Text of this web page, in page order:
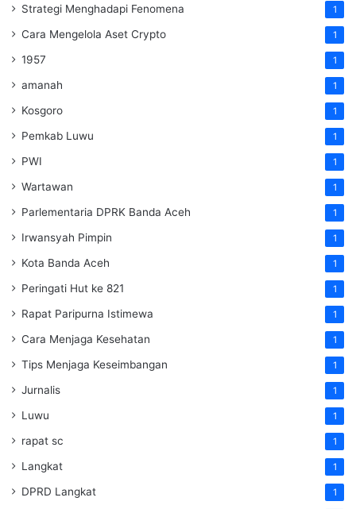
Strategi Menghadapi Fenomena 1
Cara Mengelola Aset Crypto 1
1957 1
amanah 1
Kosgoro 1
Pemkab Luwu 1
PWI 1
Wartawan 1
Parlementaria DPRK Banda Aceh 1
Irwansyah Pimpin 1
Kota Banda Aceh 1
Peringati Hut ke 821 1
Rapat Paripurna Istimewa 1
Cara Menjaga Kesehatan 1
Tips Menjaga Keseimbangan 1
Jurnalis 1
Luwu 1
rapat sc 1
Langkat 1
DPRD Langkat 1